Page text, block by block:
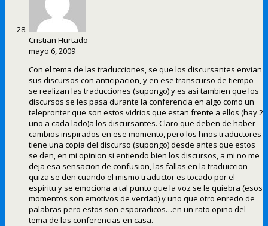
Cristian Hurtado
mayo 6, 2009
Con el tema de las traducciones, se que los discursantes envian
sus discursos con anticipacion, y en ese transcurso de tiempo
se realizan las traducciones (supongo) y es asi tambien que los
discursos se les pasa durante la conferencia en algo como un
telepronter que son estos vidrios que estan frente a ellos (hay 2
uno a cada lado)a los discursantes. Claro que deben de haber
cambios inspirados en ese momento, pero los hnos traductores
tiene una copia del discurso (supongo) desde antes que estos
se den, en mi opinion si entiendo bien los discursos, a mi no me
deja esa sensacion de confusion, las fallas en la traduiccion
quiza se den cuando el mismo traductor es tocado por el
espiritu y se emociona a tal punto que la voz se le quiebra (esos
momentos son emotivos de verdad) y uno que otro enredo de
palabras pero estos son esporadicos…en un rato opino del
tema de las conferencias en casa.